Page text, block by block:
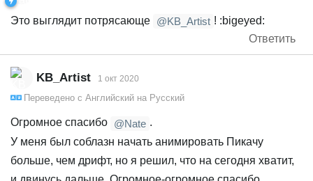
Это выглядит потрясающе @KB_Artist ! :bigeyed:
Ответить
KB_Artist 1 окт 2020
Переведено с Английский на Русский
Огромное спасибо @Nate .
У меня был соблазн начать анимировать Пикачу
больше, чем дрифт, но я решил, что на сегодня хватит,